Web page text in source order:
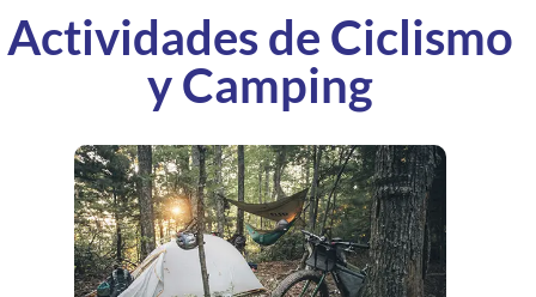
Actividades de Ciclismo
y Camping